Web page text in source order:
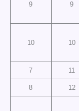
9 9
10 10
7 11
8 12